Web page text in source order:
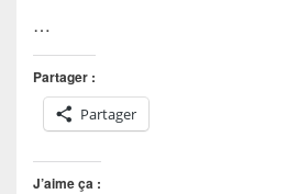
…
Partager :
Partager
J’aime ça :